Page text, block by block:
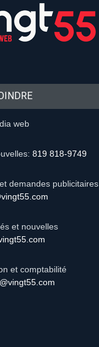
web
819 818-9749
demandes publicitaires
et nouvelles
et comptabilité